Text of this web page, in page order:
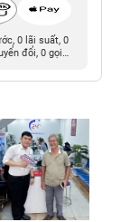
0 lãi suất, 0
đổi, 0 gọi